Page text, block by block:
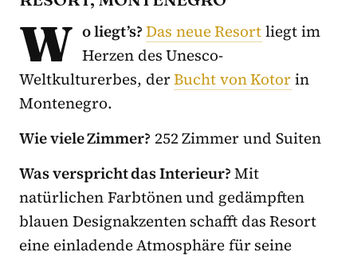
W o liegt’s? Das neue Resortliegt im
Herzen des Unesco-
Weltkulturerbes, derBucht von Kotorin
Montenegro.
Wie viele Zimmer? 252 Zimmer und Suiten
Was verspricht das Interieur?Mit
natürlichen Farbtönen und gedämpften
blauen Designakzenten schafft das Resort
eine einladende Atmosphäre für seine